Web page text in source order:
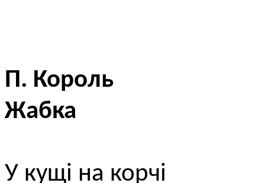
П. Король
Жабка
У кущі на корчі